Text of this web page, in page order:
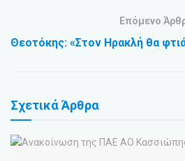
Επόμενο
Θεοτόκης: «Στον Ηρακλή θα
ΣχετικάΆρθρα